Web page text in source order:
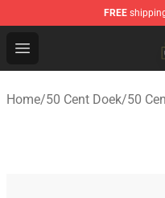
FREE
Open menu
50 Cent Shop -
Home/50 Cent Doek/50